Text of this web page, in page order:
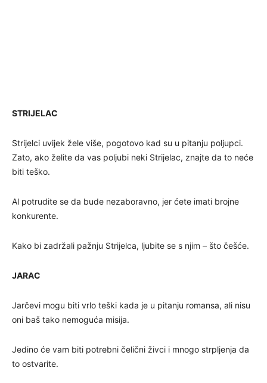
STRIJELAC
Strijelci uvijek žele više, pogotovo kad su u pitanju poljupci.
Zato, ako želite da vas poljubi neki Strijelac, znajte da to neće
biti teško.
Al potrudite se da bude nezaboravno, jer ćete imati brojne
konkurente.
Kako bi zadržali pažnju Strijelca, ljubite se s njim – što češće.
JARAC
Jarčevi mogu biti vrlo teški kada je u pitanju romansa, ali nisu
oni baš tako nemoguća misija.
Jedino će vam biti potrebni čelični živci i mnogo strpljenja da
to ostvarite.